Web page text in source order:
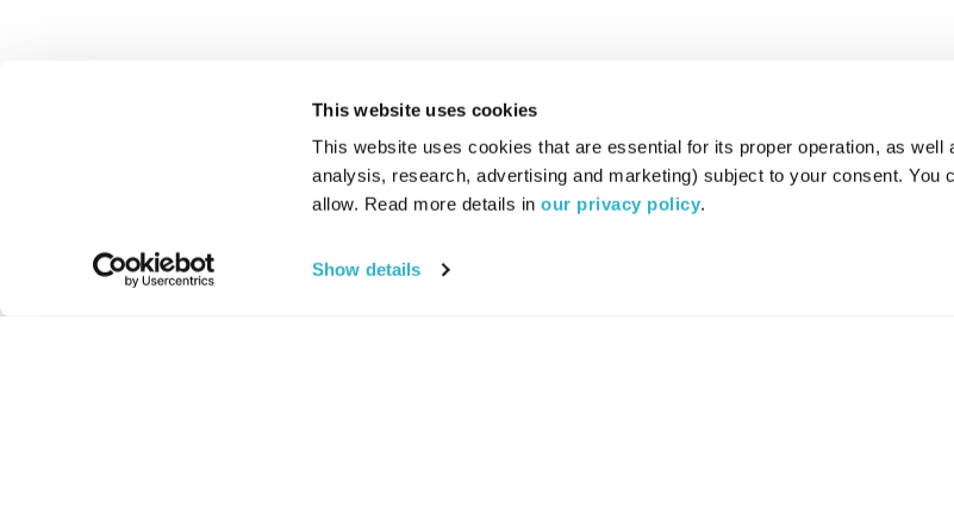
This website uses cookies
This website uses cookies that are essential for its proper operation, as
analysis, research, advertising and marketing) subject to your consent. You
allow. Read more details in our privacy policy.
Show details